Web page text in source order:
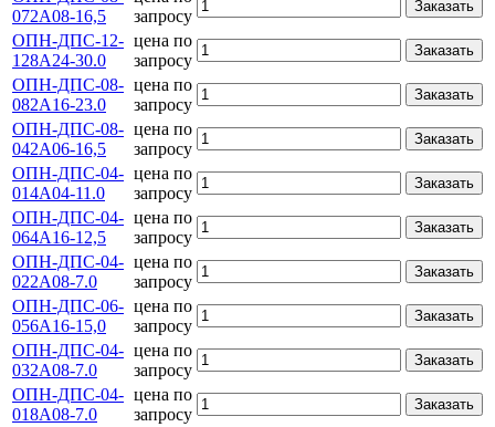
072А08-16,5
запросу
Заказать
ОПН-ДПС-12-
128А24-30.0
цена по
запросу
Заказать
ОПН-ДПС-08-
082А16-23.0
цена по
запросу
Заказать
ОПН-ДПС-08-
042А06-16,5
цена по
запросу
Заказать
ОПН-ДПС-04-
014А04-11.0
цена по
запросу
Заказать
ОПН-ДПС-04-
064А16-12,5
цена по
запросу
Заказать
ОПН-ДПС-04-
022А08-7.0
цена по
запросу
Заказать
ОПН-ДПС-06-
056А16-15,0
цена по
запросу
Заказать
ОПН-ДПС-04-
032А08-7.0
цена по
запросу
Заказать
ОПН-ДПС-04-
018А08-7.0
цена по
запросу
Заказать